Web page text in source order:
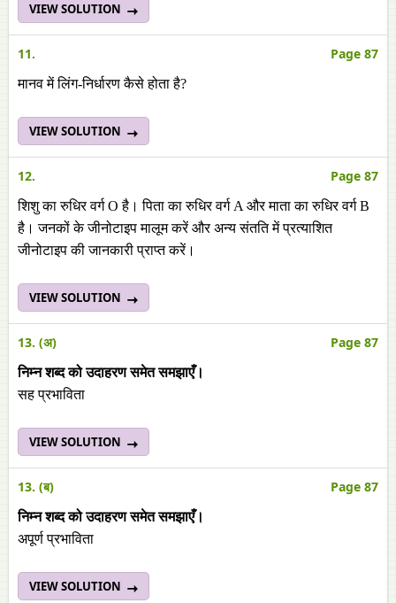
VIEW SOLUTION
11. Page 87
मानव में लिंग-निर्धारण कैसे होता है?
VIEW SOLUTION
12. Page 87
शिशु का रुधिर वर्ग O है। पिता का रुधिर वर्ग A और माता का रुधिर वर्ग B
है। जनकों के जीनोटाइप मालूम करें और अन्य संतति में प्रत्याशित
जीनोटाइप की जानकारी प्राप्त करें।
VIEW SOLUTION
13. (अ) Page 87
निम्न शब्द को उदाहरण समेत समझाएँ।
सह प्रभाविता
VIEW SOLUTION
13. (ब) Page 87
निम्न शब्द को उदाहरण समेत समझाएँ।
अपूर्ण प्रभाविता
VIEW SOLUTION